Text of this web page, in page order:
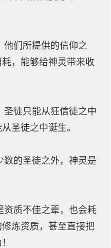
们所提供的信仰之
，能够给神灵带来收
徒只能从狂信徒之中
圣徒之中诞生。
的圣徒之外，神灵是
质不佳之辈，也会耗
炼资质，甚至直接把